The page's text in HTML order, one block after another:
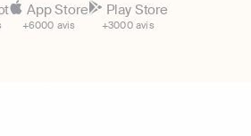
App Store
+6000 avis
Play Store
+3000 avis